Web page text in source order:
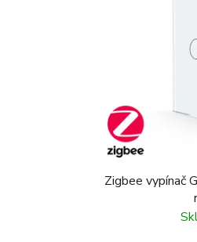
Zigbee vypínač